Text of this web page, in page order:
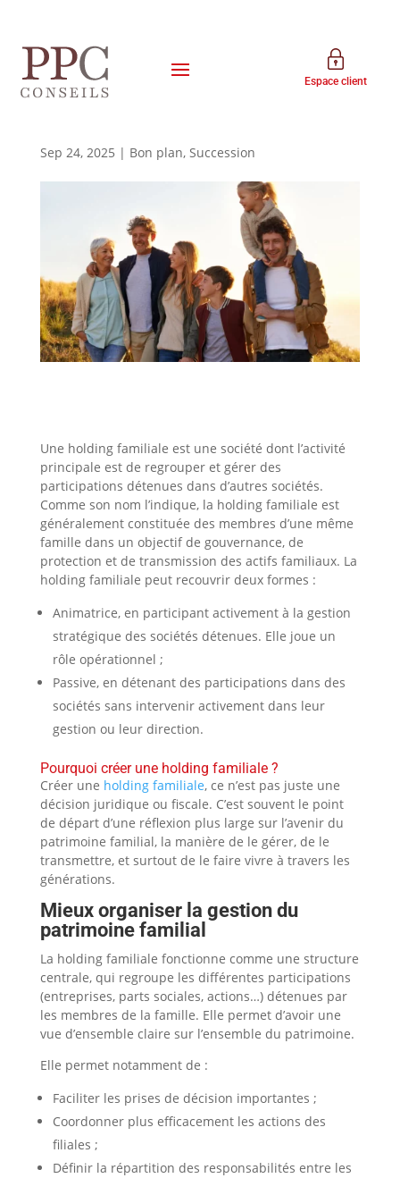
Espace client
Qu’est-ce qu’une holding
Sep 24, 2025 | Bon plan, Succession
Une holding familiale est une société dont l’activité
principale est de regrouper et gérer des
participations détenues dans d’autres sociétés.
Comme son nom l’indique, la holding familiale est
généralement constituée des membres d’une même
famille dans un objectif de gouvernance, de
protection et de transmission des actifs familiaux. La
holding familiale peut recouvrir deux formes :
Animatrice, en participant activement à la gestion
stratégique des sociétés détenues. Elle joue un
rôle opérationnel ;
Passive, en détenant des participations dans des
sociétés sans intervenir activement dans leur
gestion ou leur direction.
Pourquoi créer une holding familiale ?
Créer une holding familiale, ce n’est pas juste une
décision juridique ou fiscale. C’est souvent le point
de départ d’une réflexion plus large sur l’avenir du
patrimoine familial, la manière de le gérer, de le
transmettre, et surtout de le faire vivre à travers les
générations.
Mieux organiser la gestion du
patrimoine familial
La holding familiale fonctionne comme une structure
centrale, qui regroupe les différentes participations
(entreprises, parts sociales, actions…) détenues par
les membres de la famille. Elle permet d’avoir une
vue d’ensemble claire sur l’ensemble du patrimoine.
Elle permet notamment de :
Faciliter les prises de décision importantes ;
Coordonner plus efficacement les actions des
filiales ;
Définir la répartition des responsabilités entre les